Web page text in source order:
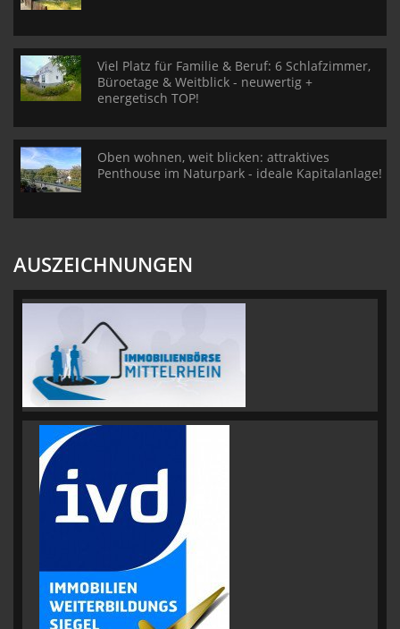
Viel Platz für Familie & Beruf: 6 Schlafzimmer,
Büroetage & Weitblick - neuwertig +
energetisch TOP!
Oben wohnen, weit blicken: attraktives
Penthouse im Naturpark - ideale Kapitalanlage!
AUSZEICHNUNGEN